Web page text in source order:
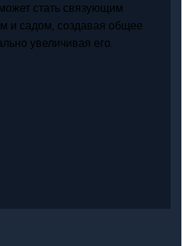
стать связующим
и садом, создавая общее
увеличивая его.